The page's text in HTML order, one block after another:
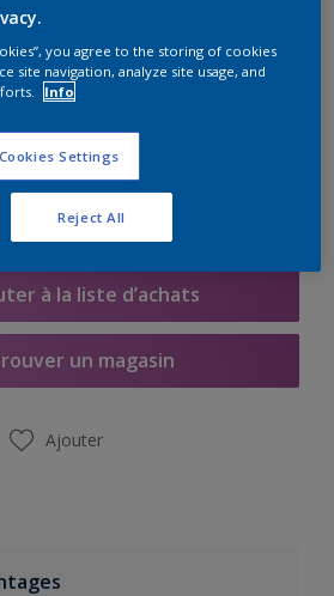
de peinture
à la liste d’achats
un magasin
Ajouter
you agree to the storing of cookies
site navigation, analyze site usage, and
Info
Cookies Settings
Reject All